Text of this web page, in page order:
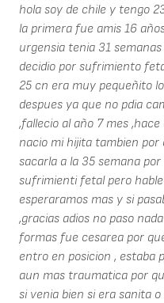
hola soy de chile y tengo
la primera fue amis 16
urgensia tenia 31
decidio por sufrimiento
25 cn era muy pequeñito
despues ya que no pdia
,fallecio al año 7 mes
nacio mi hijita tambien por
sacarla a la 35 semana
sufrimienti fetal pero
esperaramos mas y si
,gracias adios no paso
formas fue cesarea por
entro en posicion , estaba
aun mas traumatica por
si venia bien si era sanita